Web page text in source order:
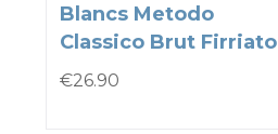
Blancs Metodo
Classico Brut Firriato
€26.90